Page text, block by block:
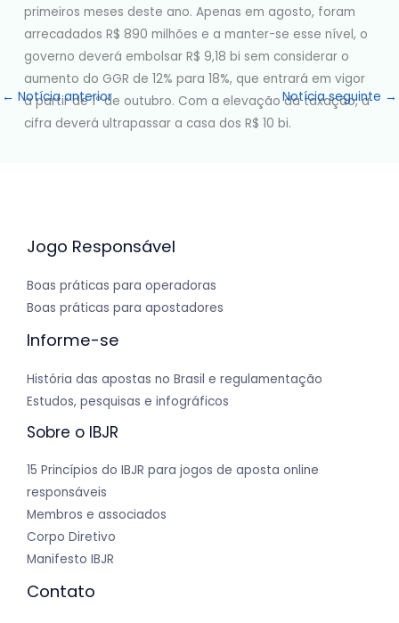
primeiros meses deste ano. Apenas em agosto, foram
arrecadados R$ 890 milhões e a manter-se esse nível, o
governo deverá embolsar R$ 9,18 bi sem considerar o
aumento do GGR de 12% para 18%, que entrará em vigor
a partir de 1º de outubro. Com a elevação da taxação, a
cifra deverá ultrapassar a casa dos R$ 10 bi.
← Notícia anterior Notícia seguinte →
Jogo Responsável
Boas práticas para operadoras
Boas práticas para apostadores
Informe-se
História das apostas no Brasil e regulamentação
Estudos, pesquisas e infográficos
Sobre o IBJR
15 Princípios do IBJR para jogos de aposta online
responsáveis
Membros e associados
Corpo Diretivo
Manifesto IBJR
Contato